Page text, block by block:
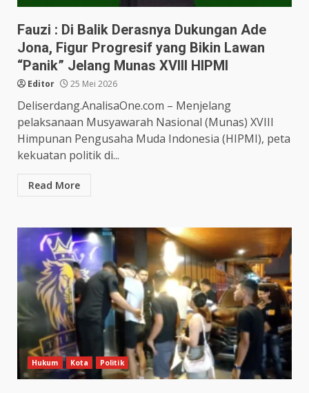
Fauzi : Di Balik Derasnya Dukungan Ade
Jona, Figur Progresif yang Bikin Lawan
“Panik” Jelang Munas XVIII HIPMI
Editor 25 Mei 2026
Deliserdang.AnalisaOne.com – Menjelang
pelaksanaan Musyawarah Nasional (Munas) XVIII
Himpunan Pengusaha Muda Indonesia (HIPMI), peta
kekuatan politik di...
Read More
Hukum Kota Politik